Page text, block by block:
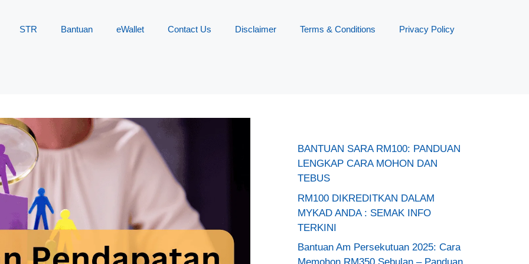
STR Bantuan eWallet Contact Us Disclaimer Terms & Conditions Privacy Policy
BANTUAN SARA RM100: PANDUAN
LENGKAP CARA MOHON DAN
TEBUS
RM100 DIKREDITKAN DALAM
MYKAD ANDA : SEMAK INFO
TERKINI
Bantuan Am Persekutuan 2025: Cara